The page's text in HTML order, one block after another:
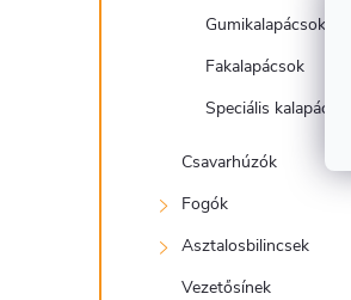
Gumikalapácsok
Fakalapácsok
Speciális kalapácsok
Csavarhúzók
Fogók
Asztalosbilincsek
Vezetősínek